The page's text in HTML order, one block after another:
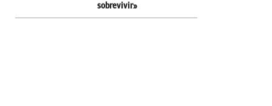
sobrevivir»